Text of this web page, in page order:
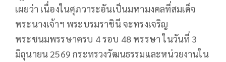
เผยว่า เนื่องในศุภวาระอันเป็นมหามงคลที่สมเด็จ
พระนางเจ้าฯ พระบรมราชินี จะทรงเจริญ
พระชนมพรรษาครบ 4 รอบ 48 พรรษา ในวันที่ 3
มิถุนายน 2569 กระทรวงวัฒนธรรมและหน่วยงานใน